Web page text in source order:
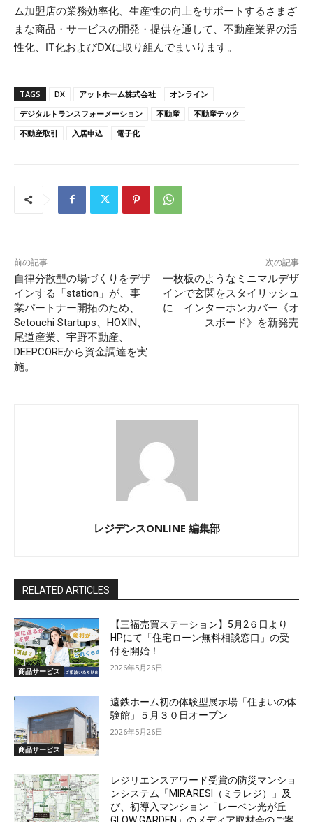
ム加盟店の業務効率化、生産性の向上をサポートするさまざ
まな商品・サービスの開発・提供を通して、不動産業界の活
性化、IT化およびDXに取り組んでまいります。
TAGS DX アットホーム株式会社
オンライン
デジタルトランスフォーメーション
不動産
不動産テック
不動産取引
入居申込 電子化
前の記事
自律分散型の場づくりをデザ
インする「station」が、事
業パートナー開拓のため、
Setouchi Startups、HOXIN、
尾道産業、宇野不動産、
DEEPCOREから資金調達を実
施。
次の記事
一枚板のようなミニマルデザ
インで玄関をスタイリッシュ
に インターホンカバー《オ
スボード》を新発売
レジデンスONLINE 編集部
RELATED ARTICLES
商品サービス
【三福売買ステーション】5月2６日より
HPにて「住宅ローン無料相談窓口」の受
付を開始！
2026年5月26日
商品サービス
遠鉄ホーム初の体験型展示場「住まいの体
験館」５月３０日オープン
2026年5月26日
レジリエンスアワード受賞の防災マンショ
ンシステム「MIRARESI（ミラレジ）」及
び、初導入マンション「レーベン光が丘